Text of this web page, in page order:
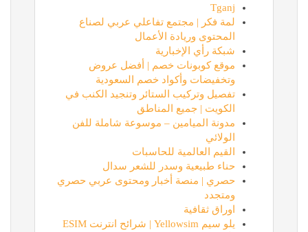
Tganj
لمة فكر | مجتمع تفاعلي عربي لصناع
المحتوى وريادة الأعمال
شبكة رأي الإخبارية
موقع كوبونات خصم | أفضل عروض
وتخفيضات وأكواد خصم السعودية
تفصيل وتركيب الستائر وتنجيد الكنب في
الكويت | جميع المناطق
مدونة الميامين – موسوعة شاملة للفن
الولائي
القيم العالمية للحاسبات
حناء طبيعية وسدر للشعر سدال
حصري | منصة أخبار ومحتوى عربي حصري
ومتجدد
اوراق ثقافية
يلو سيم Yellowsim | شرائح انترنت ESIM